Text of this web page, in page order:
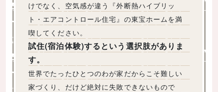
けでなく、空気感が違う『外断熱ハイブリッ
ト・エアコントロール住宅』の東宝ホームを満
喫してください。
試住(宿泊体験)するという選択肢がありま
す。
世界でたったひとつのわが家だからこそ難しい
家づくり、だけど絶対に失敗できないもので